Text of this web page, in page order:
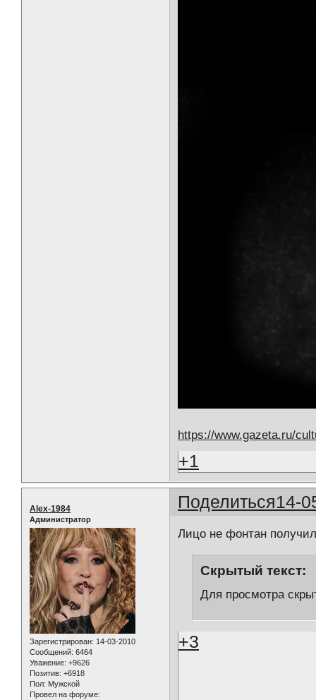
https://www.gazeta.ru/
+1
Поделиться14-
Alex-1984
Администратор
Зарегистрирован: 14-03-2010
Сообщений: 6464
Уважение: +9626
Позитив: +6918
Пол: Мужской
Провел на форуме:
Лицо не фонтан
Скрытый текст:
Для просмотра
+3